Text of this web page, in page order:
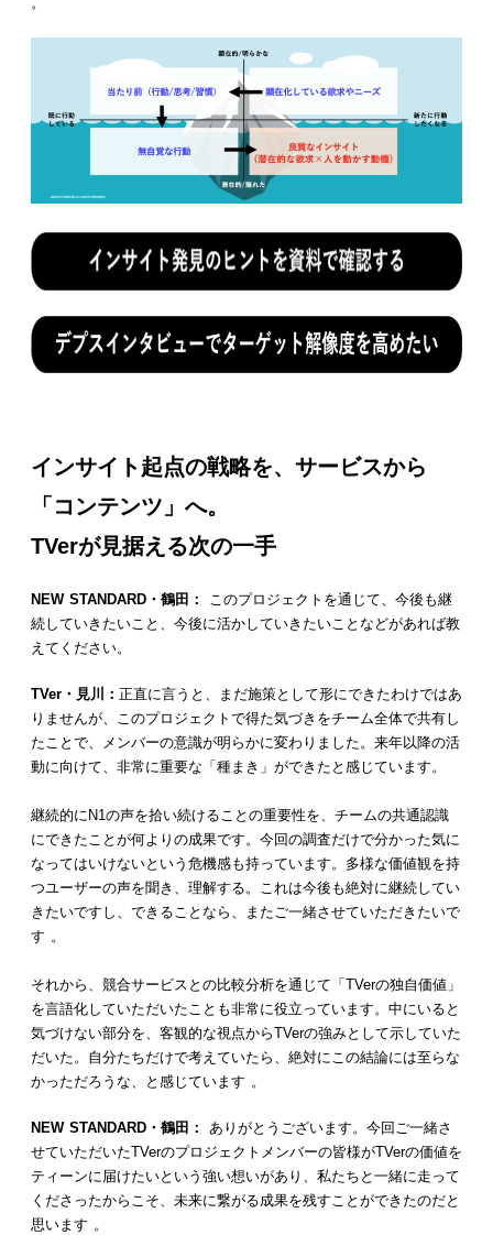
インサイト起点の戦略を、サービスから
「コンテンツ」へ。
TVerが見据える次の一手
NEW STANDARD・鶴田： このプロジェクトを通じて、今後も継
続していきたいこと、今後に活かしていきたいことなどがあれば教
えてください。
TVer・見川： 正直に言うと、まだ施策として形にできたわけではあ
りませんが、このプロジェクトで得た気づきをチーム全体で共有し
たことで、メンバーの意識が明らかに変わりました。来年以降の活
動に向けて、非常に重要な「種まき」ができたと感じています。
継続的にN1の声を拾い続けることの重要性を、チームの共通認識
にできたことが何よりの成果です。今回の調査だけで分かった気に
なってはいけないという危機感も持っています。多様な価値観を持
つユーザーの声を聞き、理解する。これは今後も絶対に継続してい
きたいですし、できることなら、またご一緒させていただきたいで
す 。
それから、競合サービスとの比較分析を通じて「TVerの独自価値」
を言語化していただいたことも非常に役立っています。中にいると
気づけない部分を、客観的な視点からTVerの強みとして示していた
だいた。自分たちだけで考えていたら、絶対にこの結論には至らな
かっただろうな、と感じています 。
NEW STANDARD・鶴田： ありがとうございます。今回ご一緒さ
せていただいたTVerのプロジェクトメンバーの皆様がTVerの価値を
ティーンに届けたいという強い想いがあり、私たちと一緒に走って
くださったからこそ、未来に繋がる成果を残すことができたのだと
思います 。